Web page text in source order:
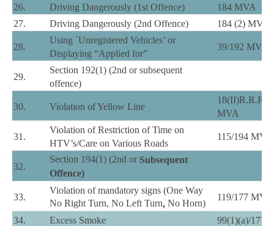
26. Driving Dangerously (1st Offence)
184 MVA
27.
Driving Dangerously (2nd Offence) 184 (2) MVA
28.
Using `Unregistered Vehicles’ or
Displaying “Applied for”
39/192 MVA
29.
Section 192(1) (2nd or subsequent
offence)
30. Violation of Yellow Line
18(II)R.R.R./
MVA
31.
Violation of Restriction of Time on
HTV’s/Care on Various Roads
115/194 MVA
32.
Section 194(1) (2nd or Subsequent
Offence)
33.
Violation of mandatory signs (One Way
No Right Turn, No Left Turn, No Horn)
119/177 MVA
34. Excess Smoke
99(1)(a)/177